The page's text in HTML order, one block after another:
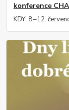
konference
KDY: 8.–12.